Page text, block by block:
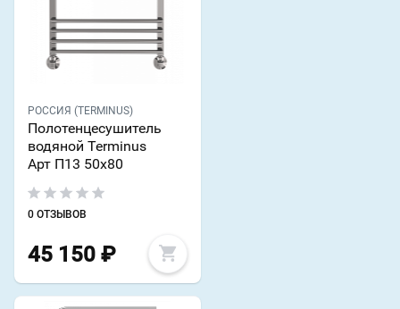
РОССИЯ (TERMINUS)
Полотенцесушитель
водяной Terminus
Арт П13 50х80
0 ОТЗЫВОВ
45 150 ₽